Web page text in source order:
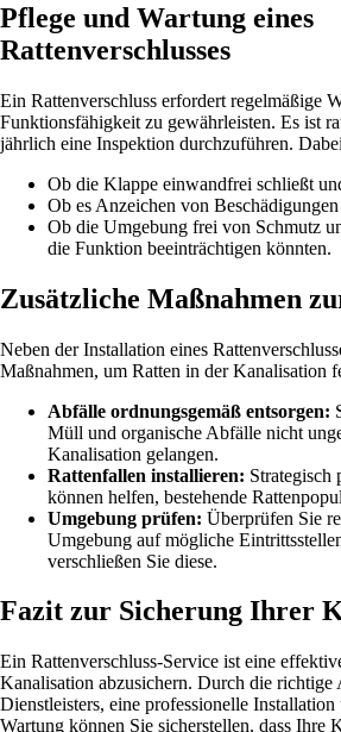
Pflege und Wartung eines
Rattenverschlusses
Ein Rattenverschluss erfordert regelmäßige
Funktionsfähigkeit zu gewährleisten. Es ist
jährlich eine Inspektion durchzuführen.
Ob die Klappe einwandfrei schließt
Ob es Anzeichen von
Ob die Umgebung frei von Schmutz
die Funktion beeinträchtigen könnten.
Zusätzliche Maßnahmen
Neben der Installation eines
Maßnahmen, um Ratten in der Kanalisation
Abfälle ordnungsgemäß entsorgen:
Müll und organische Abfälle nicht
Kanalisation gelangen.
Rattenfallen installieren: Strategisch
können helfen, bestehende
Umgebung prüfen: Überprüfen Sie
Umgebung auf mögliche
verschließen Sie diese.
Fazit zur Sicherung Ihrer
Ein Rattenverschluss-Service ist eine
Kanalisation abzusichern. Durch die richtige
Dienstleisters, eine professionelle Installation
Wartung können Sie sicherstellen, dass Ihre